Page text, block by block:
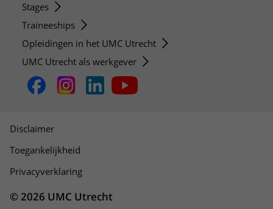
Stages
Traineeships
Opleidingen in het UMC Utrecht
UMC Utrecht als werkgever
© 2026 UMC Utrecht
Disclaimer
Toegankelijkheid
Privacyverklaring